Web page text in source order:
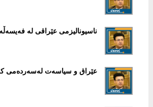
ناسیونالیزمی عێراقی لە
عێراق و سیاسەت لەسەردەمی